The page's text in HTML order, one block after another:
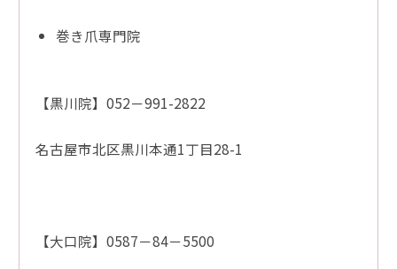
巻き爪専門院
【黒川院】052－991-2822
名古屋市北区黒川本通1丁目28-1
【大口院】0587－84－5500